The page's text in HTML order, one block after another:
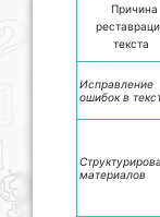
Причина
текста
Исправление
ошибок в
материалов